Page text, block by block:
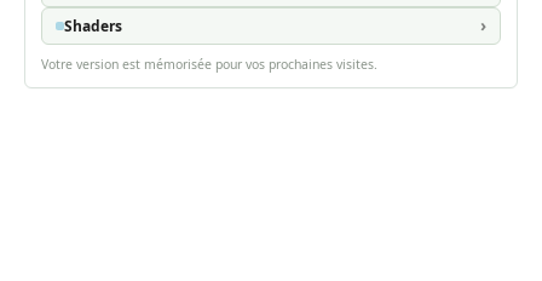
Shaders
Votre version est mémorisée pour vos prochaines visites.